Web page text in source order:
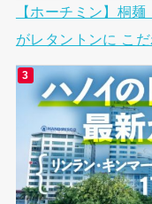
【ホーチミン】桐
がレタントンに こ